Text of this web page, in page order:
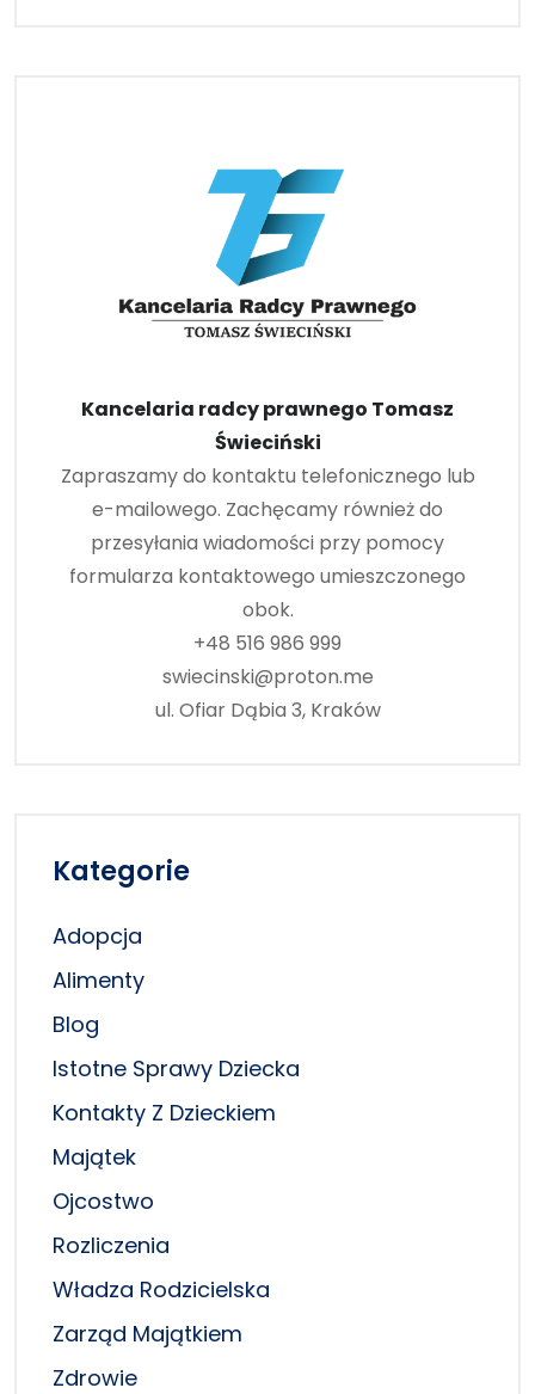
Kancelaria radcy prawnego Tomasz
Świeciński
Zapraszamy do kontaktu telefonicznego lub
e-mailowego. Zachęcamy również do
przesyłania wiadomości przy pomocy
formularza kontaktowego umieszczonego
obok.
+48 516 986 999
swiecinski@proton.me
ul. Ofiar Dąbia 3, Kraków
Kategorie
Adopcja
Alimenty
Blog
Istotne Sprawy Dziecka
Kontakty Z Dzieckiem
Majątek
Ojcostwo
Rozliczenia
Władza Rodzicielska
Zarząd Majątkiem
Zdrowie